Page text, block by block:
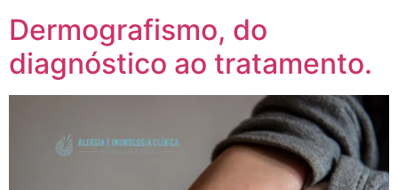
Dermografismo, do
diagnóstico ao tratamento.